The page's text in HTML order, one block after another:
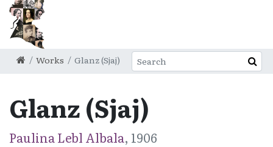
Works Glanz (Sjaj)
Glanz (Sjaj)
Paulina Lebl Albala, 1906